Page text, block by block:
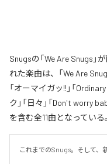
Snugsの「We Are Snugs
れた楽曲は、「We Are
「オーマイガッ!!」「
ク」「日々」「Don't worry
を含む全11曲となっている
これまでのSnugs。そして、